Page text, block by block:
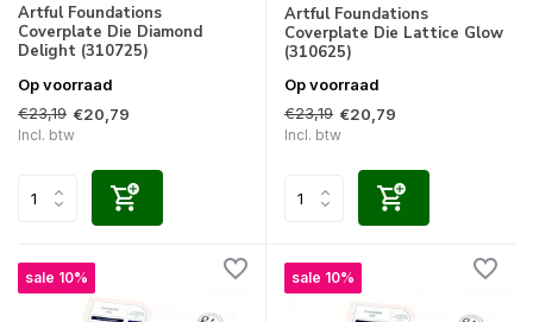
Artful Foundations
Coverplate Die Diamond
Delight (310725)
Op voorraad
€23,19 €20,79
Incl. btw
Artful Foundations
Coverplate Die Lattice Glow
(310625)
Op voorraad
€23,19 €20,79
Incl. btw
sale 10% sale 10%